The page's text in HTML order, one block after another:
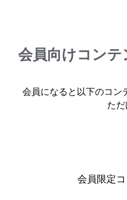
患者さんとのコミュ
本情報① 急性リンパ
会員向けコン
会員になると以下のコン
ただ
会員限定